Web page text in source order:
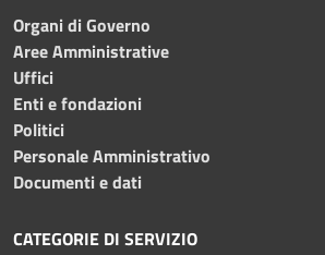
Organi di Governo
Aree Amministrative
Uffici
Enti e fondazioni
Politici
Personale Amministrativo
Documenti e dati
CATEGORIE DI SERVIZIO